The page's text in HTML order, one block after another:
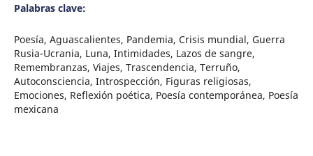
Palabras clave:
Poesía, Aguascalientes, Pandemia, Crisis mundial, Guerra
Rusia-Ucrania, Luna, Intimidades, Lazos de sangre,
Remembranzas, Viajes, Trascendencia, Terruño,
Autoconsciencia, Introspección, Figuras religiosas,
Emociones, Reflexión poética, Poesía contemporánea, Poesía
mexicana